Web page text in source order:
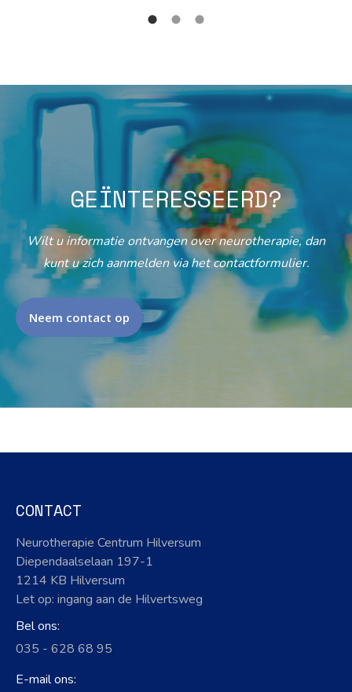
GEÏNTERESSEERD?
Wilt u informatie ontvangen over neurotherapie, dan
kunt u zich aanmelden via het contactformulier.
Neem contact op
CONTACT
Neurotherapie Centrum Hilversum
Diependaalselaan 197-1
1214 KB Hilversum
Let op: ingang aan de Hilvertsweg
Bel ons:
035 - 628 68 95
E-mail ons: